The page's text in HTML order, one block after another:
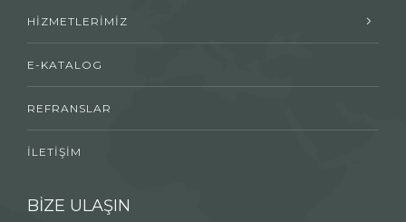
HİZMETLERİMİZ
E-KATALOG
REFRANSLAR
İLETİŞİM
BİZE ULAŞIN